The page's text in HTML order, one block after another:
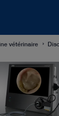
vétérinaire